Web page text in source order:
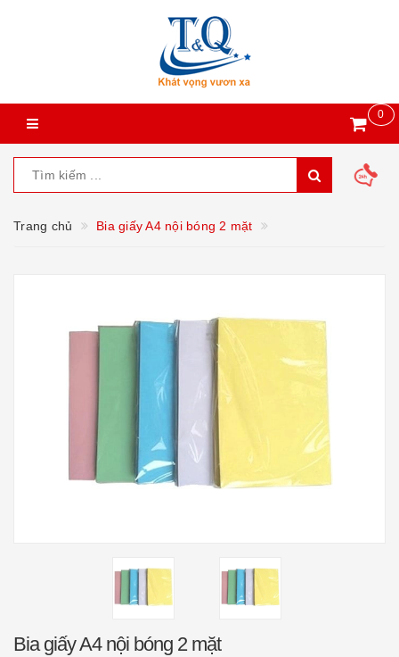
0
Trang chủ Bia giấy A4 nội bóng 2 mặt
Bia giấy A4 nội bóng 2 mặt